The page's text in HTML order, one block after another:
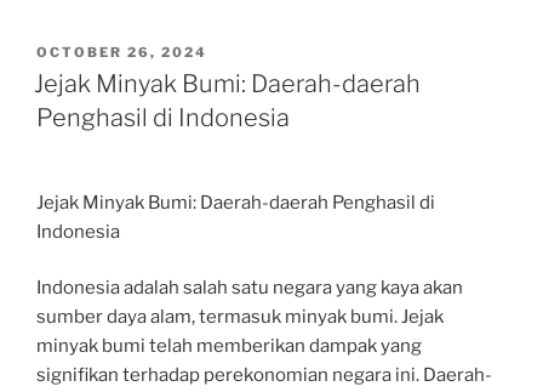
POSTED
ON
OCTOBER 26, 2024
Jejak Minyak Bumi: Daerah-daerah
Penghasil di Indonesia
Jejak Minyak Bumi: Daerah-daerah Penghasil di
Indonesia
Indonesia adalah salah satu negara yang kaya akan
sumber daya alam, termasuk minyak bumi. Jejak
minyak bumi telah memberikan dampak yang
signifikan terhadap perekonomian negara ini. Daerah-